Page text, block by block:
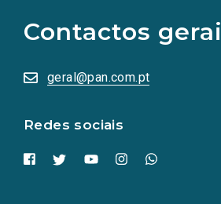
Contactos
geral@pan.com.pt
Redes sociais
redes
sociais
numa
nova